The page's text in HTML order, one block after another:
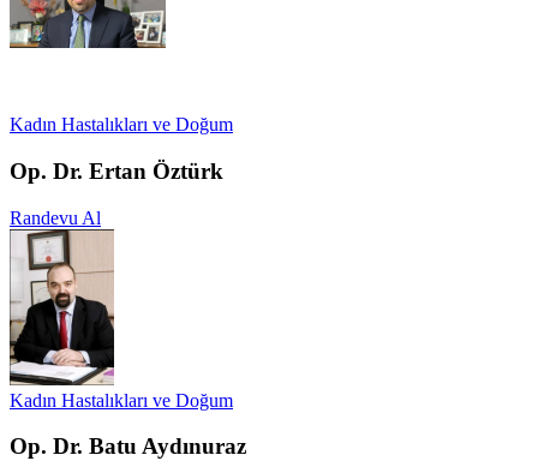
Kadın Hastalıkları ve Doğum
Op. Dr. Ertan Öztürk
Randevu Al
Kadın Hastalıkları ve Doğum
Op. Dr. Batu Aydınuraz